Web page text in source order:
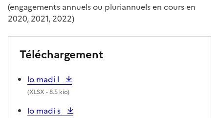
(engagements annuels ou pluriannuels en cours en
2020, 2021, 2022)
Téléchargement
lo madi l
(XLSX - 8.5 kio)
lo madi s